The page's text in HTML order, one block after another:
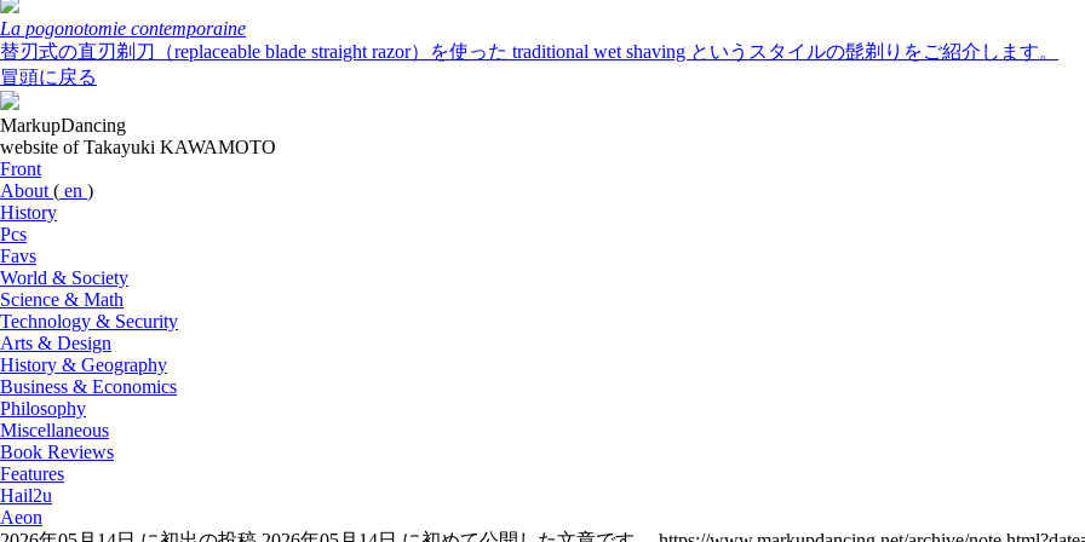
La pogonotomie contemporaine
替刃式の直刃剃刀（replaceable blade straight razor）を使った traditional wet shaving というスタイルの髭剃りをご紹介します。
冒頭に戻る
MarkupDancing
website of Takayuki KAWAMOTO
Front
About ( en )
History
Pcs
Favs
World & Society
Science & Math
Technology & Security
Arts & Design
History & Geography
Business & Economics
Philosophy
Miscellaneous
Book Reviews
Features
Hail2u
Aeon